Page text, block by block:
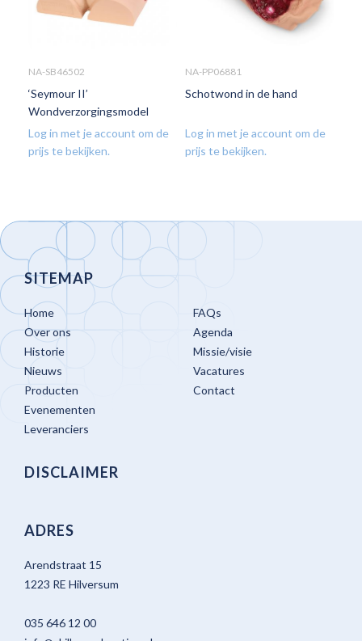
NA-SB46502
‘Seymour II’
Wondverzorgingsmodel
Log in met je account om de
prijs te bekijken.
NA-PP06881
Schotwond in de hand
Log in met je account om de
prijs te bekijken.
SITEMAP
Home
Over ons
Historie
Nieuws
Producten
Evenementen
Leveranciers
FAQs
Agenda
Missie/visie
Vacatures
Contact
DISCLAIMER
ADRES
Arendstraat 15
1223 RE Hilversum
035 646 12 00